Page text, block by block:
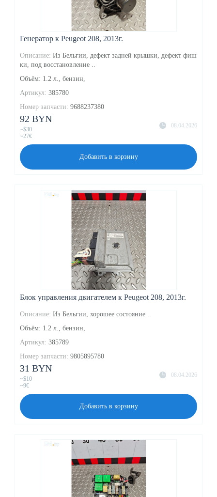
Генератор к Peugeot 208, 2013г.
Описание: Из Бельгии, дефект задней крышки, дефект фиш
ки, под восстановление ..
Объём: 1.2 л., бензин,
Артикул: 385780
Номер запчасти: 9688237380
08.04.2026
92 BYN
~$30
~27€
Добавить в корзину
Блок управления двигателем к Peugeot 208, 2013г.
Описание: Из Бельгии, хорошее состояние ..
Объём: 1.2 л., бензин,
Артикул: 385789
Номер запчасти: 9805895780
08.04.2026
31 BYN
~$10
~9€
Добавить в корзину